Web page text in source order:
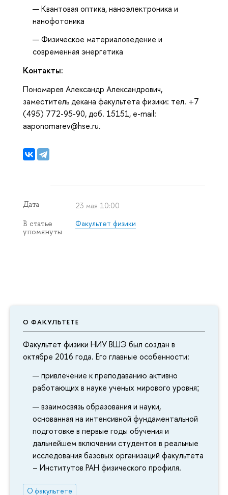
О ФАКУЛЬТЕТЕ
Факультет физики НИУ ВШЭ был создан в
октябре 2016 года. Его главные особенности:
привлечение к преподаванию активно
работающих в науке ученых мирового уровня;
взаимосвязь образования и науки,
основанная на интенсивной фундаментальной
подготовке в первые годы обучения и
дальнейшем включении студентов в реальные
исследования базовых организаций факультета
– Институтов РАН физического профиля.
О факультете
Квантовая оптика, наноэлектроника и
нанофотоника
Физическое материаловедение и
современная энергетика
Контакты:
Пономарев Александр Александрович,
заместитель декана факультета физики: тел. +7
(495) 772-95-90, доб. 15151, e-mail:
aaponomarev@hse.ru.
Дата 23 мая 10:00
В статье
упомянуты
Факультет физики